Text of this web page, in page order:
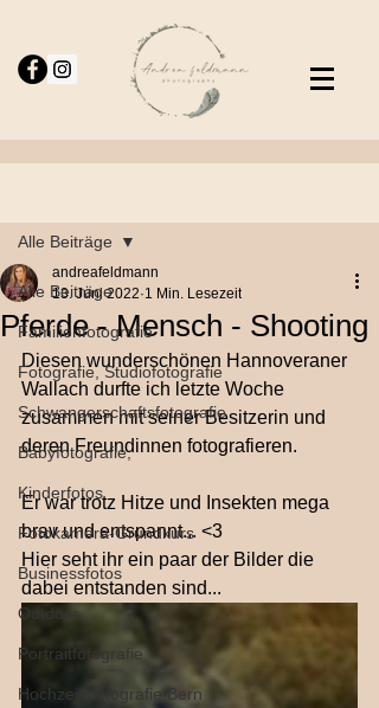
Alle Beiträge
Familienfotografie
Fotografie, Studiofotografie
Schwangerschaftsfotografie
Babyfotografie,
Kinderfotos
Fotokamera-Grundkurs
Businessfotos
Outdoor
Portraitfotografie
Hochzeitsfotografie Bern
Alle Beiträge
Pferde - Mensch - Shooting
andreafeldmann
13. Juni 2022 1 Min. Lesezeit
Diesen wunderschönen Hannoveraner
Wallach durfte ich letzte Woche
zusammen mit seiner Besitzerin und
deren Freundinnen fotografieren.
Er war trotz Hitze und Insekten mega
brav und entspannt... <3
Hier seht ihr ein paar der Bilder die
dabei entstanden sind...